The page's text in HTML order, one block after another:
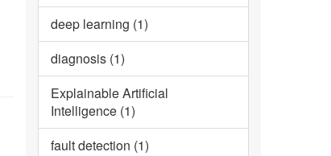
deep learning (1)
diagnosis (1)
Explainable Artificial
Intelligence (1)
fault detection (1)